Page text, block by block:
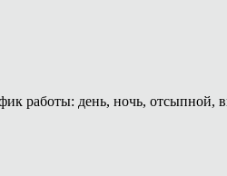
работы: день, ночь, отсыпной,